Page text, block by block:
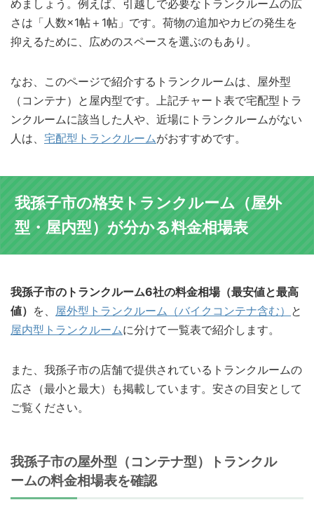
めましょう。例えば、引越しで必要なトランクルームの広
さは「人数×1帖＋1帖」です。荷物の追加やカビの発生を
抑えるために、広めのスペースを選ぶのもあり。
なお、このページで紹介するトランクルームは、屋外型
（コンテナ）と屋内型です。上記チャート表で宅配型トラ
ンクルームに該当した人や、近場にトランクルームがない
人は、 宅配型トランクルームがおすすめです。
我孫子市の格安トランクルーム（屋外
型・屋内型）が分かる料金相場表
我孫子市のトランクルーム6社の料金相場（最安値と最高
値） を、 屋外型トランクルーム（バイクコンテナ含む） と
屋内型トランクルームに分けて一覧表で紹介します。
また、我孫子市の店舗で提供されているトランクルームの
広さ（最小と最大）も掲載しています。安さの目安として
ご覧ください。
我孫子市の屋外型（コンテナ型）トランクル
ームの料金相場表を確認